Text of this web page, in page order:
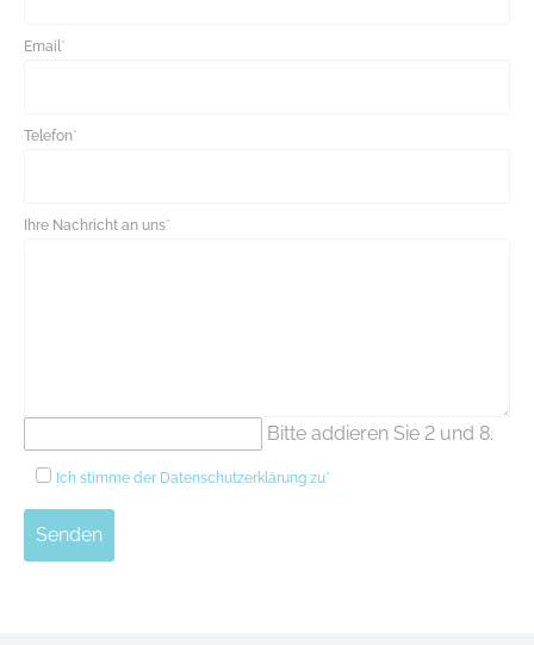
Email*
Telefon*
Ihre Nachricht an uns*
Bitte addieren Sie 2 und 8.
Ich stimme der Datenschutzerklärung zu*
Senden